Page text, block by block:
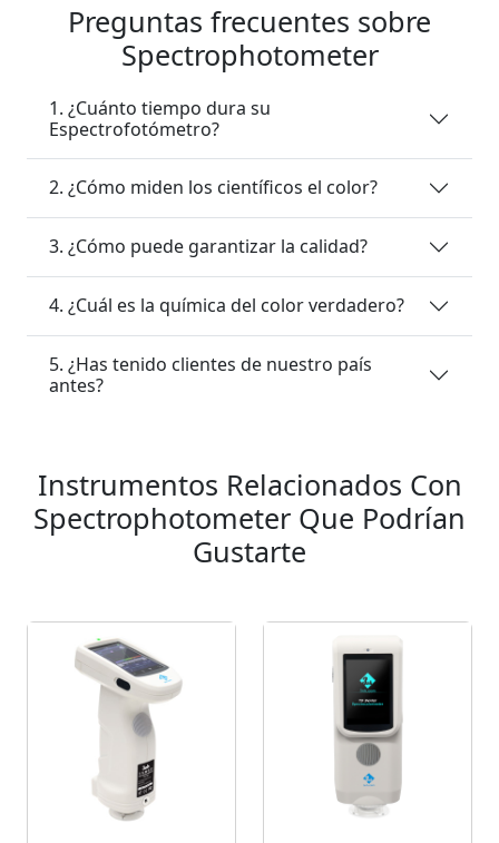
Preguntas frecuentes sobre
Spectrophotometer
1. ¿Cuánto tiempo dura su
Espectrofotómetro?
2. ¿Cómo miden los científicos el color?
3. ¿Cómo puede garantizar la calidad?
4. ¿Cuál es la química del color verdadero?
5. ¿Has tenido clientes de nuestro país
antes?
Instrumentos Relacionados Con
Spectrophotometer Que Podrían
Gustarte